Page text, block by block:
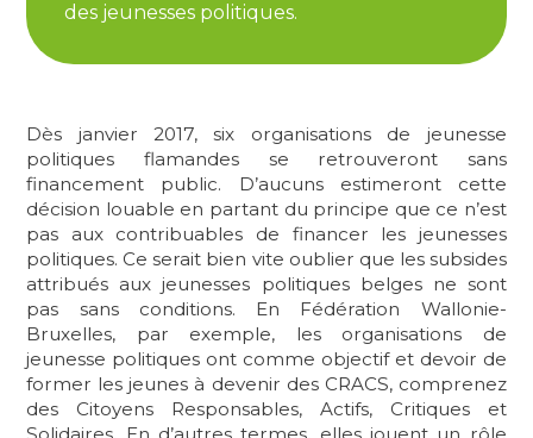
des jeunesses politiques.
Dès janvier 2017, six organisations de jeunesse
politiques flamandes se retrouveront sans
financement public. D’aucuns estimeront cette
décision louable en partant du principe que ce n’est
pas aux contribuables de financer les jeunesses
politiques. Ce serait bien vite oublier que les subsides
attribués aux jeunesses politiques belges ne sont
pas sans conditions. En Fédération Wallonie-
Bruxelles, par exemple, les organisations de
jeunesse politiques ont comme objectif et devoir de
former les jeunes à devenir des CRACS, comprenez
des Citoyens Responsables, Actifs, Critiques et